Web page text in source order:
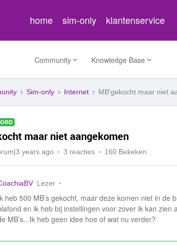
home sim-only klantenservice
Community Knowledge Base
Sim-only Internet MB'gekocht maar niet
maar niet aangekomen
years ago 3 reacties 160 Bekeken
Lezer
heb 500 MB’s gekocht, maar deze komen niet in de
en ik heb bij instellingen voor zover ik kan zien
MB’s...Ik heb geen idee hoe of wat nu verder?